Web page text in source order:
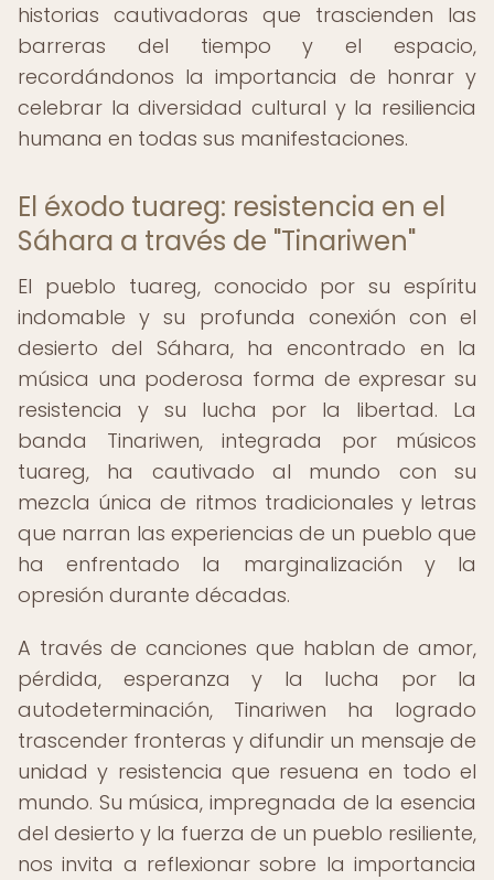
historias cautivadoras que trascienden las
barreras del tiempo y el espacio,
recordándonos la importancia de honrar y
celebrar la diversidad cultural y la resiliencia
humana en todas sus manifestaciones.
El éxodo tuareg: resistencia en el
Sáhara a través de "Tinariwen"
El pueblo tuareg, conocido por su espíritu
indomable y su profunda conexión con el
desierto del Sáhara, ha encontrado en la
música una poderosa forma de expresar su
resistencia y su lucha por la libertad. La
banda Tinariwen, integrada por músicos
tuareg, ha cautivado al mundo con su
mezcla única de ritmos tradicionales y letras
que narran las experiencias de un pueblo que
ha enfrentado la marginalización y la
opresión durante décadas.
A través de canciones que hablan de amor,
pérdida, esperanza y la lucha por la
autodeterminación, Tinariwen ha logrado
trascender fronteras y difundir un mensaje de
unidad y resistencia que resuena en todo el
mundo. Su música, impregnada de la esencia
del desierto y la fuerza de un pueblo resiliente,
nos invita a reflexionar sobre la importancia